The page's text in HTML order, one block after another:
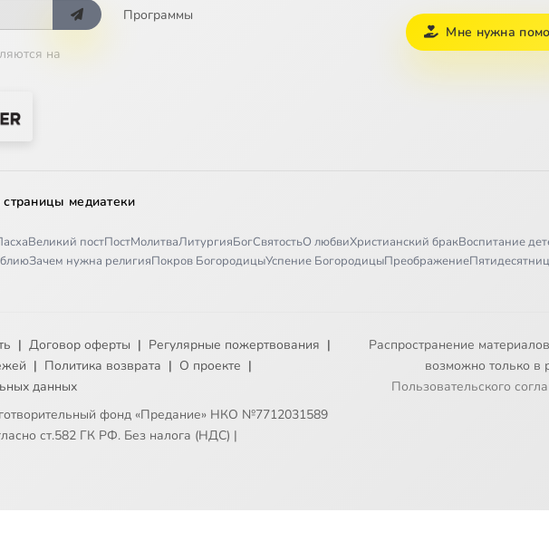
на
Программы
Мне нужна
медиатеки
Великий постПостМолитваЛитургияБогСвятостьО любвиХристианский бракВоспитание
Зачем нужна религияПокров БогородицыУспение БогородицыПреображение
| Договор оферты | Регулярные пожертвования |
| Политика возврата | О проекте |
данных
фонд «Предание» НКО №7712031589
ст.582 ГК РФ. Без налога (НДС) |
Распространение
возможно только в
Пользовательского